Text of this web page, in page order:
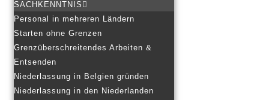
SACHKENNTNIS
Personal in mehreren Ländern
Starten ohne Grenzen
Grenzüberschreitendes Arbeiten &
Entsenden
Niederlassung in Belgien gründen
Niederlassung in den Niederlanden